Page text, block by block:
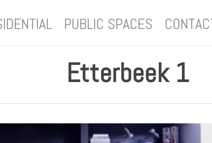
PUBLIC SPACES
Etterbeek 1